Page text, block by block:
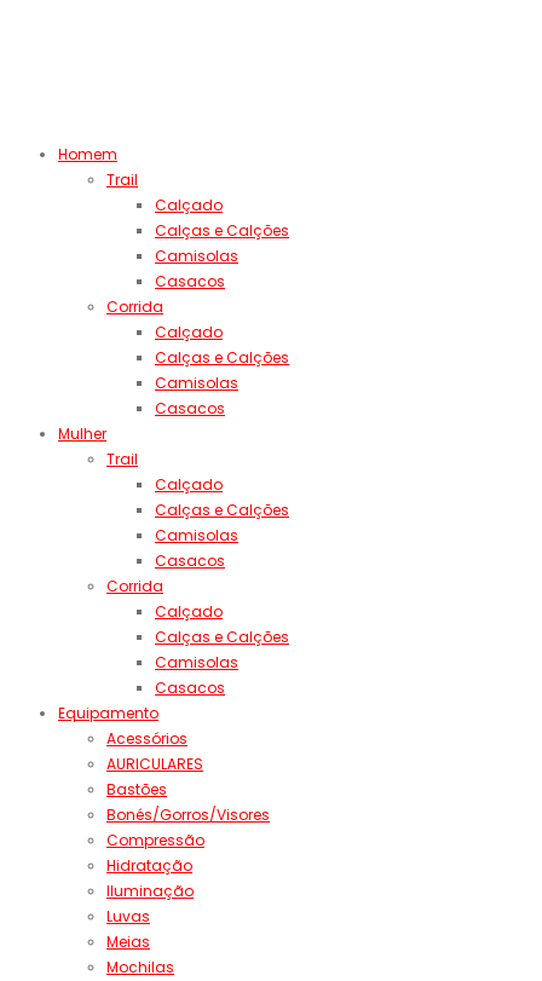
Homem
Trail
Calçado
Calças e Calções
Camisolas
Casacos
Corrida
Calçado
Calças e Calções
Camisolas
Casacos
Mulher
Trail
Calçado
Calças e Calções
Camisolas
Casacos
Corrida
Calçado
Calças e Calções
Camisolas
Casacos
Equipamento
Acessórios
AURICULARES
Bastões
Bonés/Gorros/Visores
Compressão
Hidratação
Iluminação
Luvas
Meias
Mochilas